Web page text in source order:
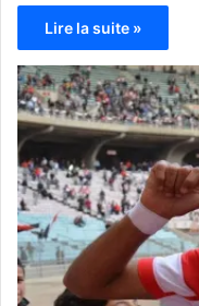
Lire la suite »